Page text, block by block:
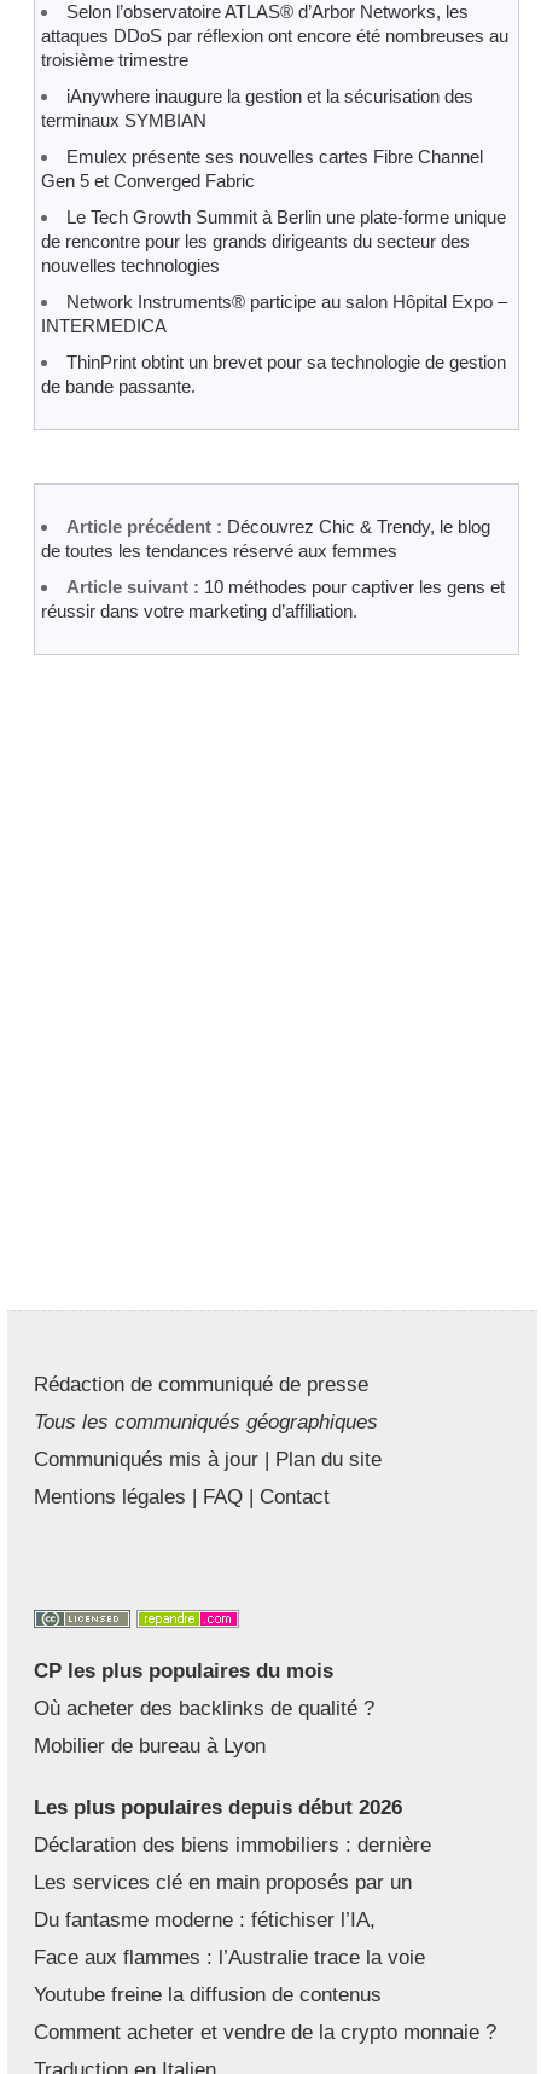
Selon l’observatoire ATLAS® d’Arbor Networks, les
attaques DDoS par réflexion ont encore été nombreuses au
troisième trimestre
iAnywhere inaugure la gestion et la sécurisation des
terminaux SYMBIAN
Emulex présente ses nouvelles cartes Fibre Channel
Gen 5 et Converged Fabric
Le Tech Growth Summit à Berlin une plate-forme unique
de rencontre pour les grands dirigeants du secteur des
nouvelles technologies
Network Instruments® participe au salon Hôpital Expo –
INTERMEDICA
ThinPrint obtint un brevet pour sa technologie de gestion
de bande passante.
Article précédent : Découvrez Chic & Trendy, le blog
de toutes les tendances réservé aux femmes
Article suivant : 10 méthodes pour captiver les gens et
réussir dans votre marketing d’affiliation.
Rédaction de communiqué de presse
Tous les communiqués géographiques
Communiqués mis à jour | Plan du site
Mentions légales | FAQ | Contact
CP les plus populaires du mois
Où acheter des backlinks de qualité ?
Mobilier de bureau à Lyon
Les plus populaires depuis début 2026
Déclaration des biens immobiliers : dernière
Les services clé en main proposés par un
Du fantasme moderne : fétichiser l’IA,
Face aux flammes : l’Australie trace la voie
Youtube freine la diffusion de contenus
Comment acheter et vendre de la crypto monnaie ?
Traduction en Italien